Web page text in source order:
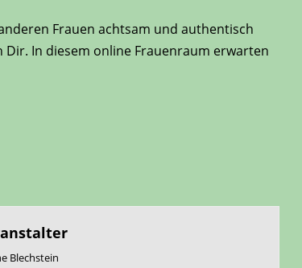
Frauen achtsam und authentisch
In diesem online Frauenraum erwarten
Blechstein